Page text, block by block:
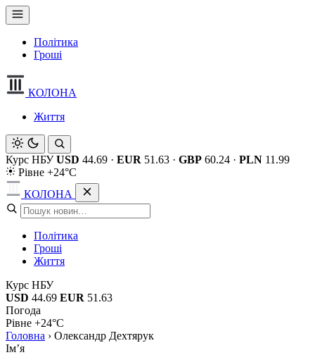
Політика
Гроші
КОЛОНА
Життя
Курс НБУ USD 44.69 · EUR 51.63 · GBP 60.24 · PLN 11.99
Рівне +24°C
КОЛОНА
Політика
Гроші
Життя
Курс НБУ
USD 44.69 EUR 51.63
Погода
Рівне +24°C
Головна › Олександр Дехтярук
Імʼя